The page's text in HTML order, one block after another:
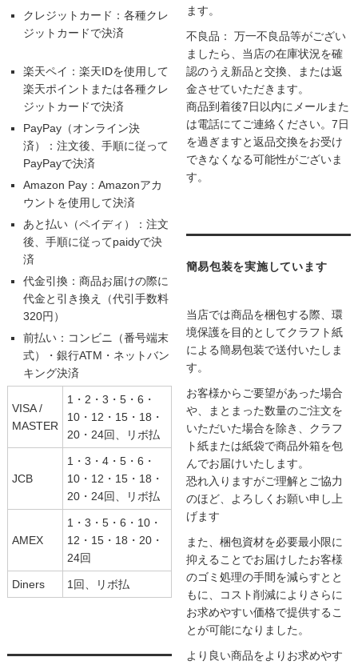
クレジットカード：各種クレ
ジットカードで決済
楽天ペイ：楽天IDを使用して
楽天ポイントまたは各種クレ
ジットカードで決済
PayPay（オンライン決
済）：注文後、手順に従って
PayPayで決済
Amazon Pay：Amazonアカ
ウントを使用して決済
あと払い（ペイディ）：注文
後、手順に従ってpaidyで決
済
代金引換：商品お届けの際に
代金と引き換え（代引手数料
320円）
前払い：コンビニ（番号端末
式）・銀行ATM・ネットバン
キング決済
VISA /
MASTER
1・2・3・5・6・
10・12・15・18・
20・24回、リボ払
JCB
1・3・4・5・6・
10・12・15・18・
20・24回、リボ払
AMEX
1・3・5・6・10・
12・15・18・20・
24回
Diners 1回、リボ払
ます。
不良品： 万一不良品等がござい
ましたら、当店の在庫状況を確
認のうえ新品と交換、または返
金させていただきます。
商品到着後7日以内にメールまた
は電話にてご連絡ください。7日
を過ぎますと返品交換をお受け
できなくなる可能性がございま
す。
簡易包装を実施しています
当店では商品を梱包する際、環
境保護を目的としてクラフト紙
による簡易包装で送付いたしま
す。
お客様からご要望があった場合
や、まとまった数量のご注文を
いただいた場合を除き、クラフ
ト紙または紙袋で商品外箱を包
んでお届けいたします。
恐れ入りますがご理解とご協力
のほど、よろしくお願い申し上
げます
また、梱包資材を必要最小限に
抑えることでお届けしたお客様
のゴミ処理の手間を減らすとと
もに、コスト削減によりさらに
お求めやすい価格で提供するこ
とが可能になりました。
より良い商品をよりお求めやす